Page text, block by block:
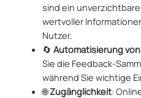
sind ein
wertvoller
Nutzer.
🔄 Automatisierung
Sie die Feedback-
während Sie wichtige
🌐Zugänglichkeit: